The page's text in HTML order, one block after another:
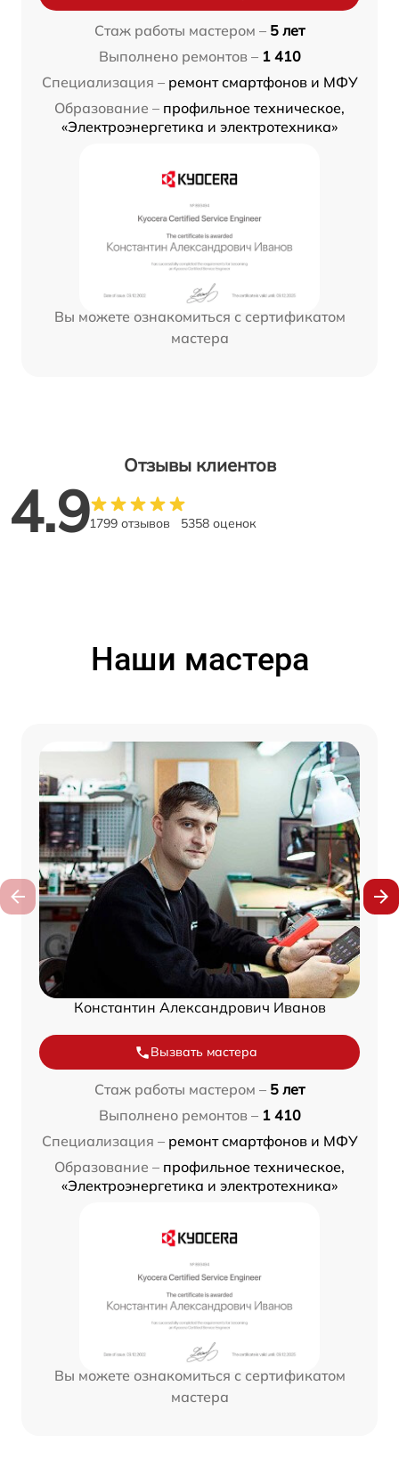
Стаж работы мастером – 5 лет
Выполнено ремонтов – 1 410
Специализация – ремонт смартфонов и МФУ
Образование – профильное техническое,
«Электроэнергетика и электротехника»
Вы можете ознакомиться с сертификатом
мастера
Отзывы клиентов
4.91799 отзывов 5358 оценок
Наши мастера
Константин Александрович Иванов
Вызвать мастера
Стаж работы мастером – 5 лет
Выполнено ремонтов – 1 410
Специализация – ремонт смартфонов и МФУ
Образование – профильное техническое,
«Электроэнергетика и электротехника»
Вы можете ознакомиться с сертификатом
мастера